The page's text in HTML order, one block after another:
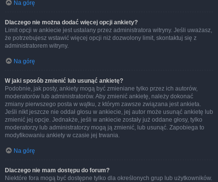
Na górę
Dlaczego nie można dodać więcej opcji ankiety?
Limit opcji w ankiecie jest ustalany przez administratora witryny. Jeśli uważasz,
że potrzebujesz wstawić więcej opcji niż dozwolony limit, skontaktuj się z
administratorem witryny.
Na górę
W jaki sposób zmienić lub usunąć ankietę?
Podobnie, jak posty, ankiety mogą być zmieniane tylko przez ich autorów,
moderatorów lub administratorów. Aby zmienić ankietę, należy dokonać
zmiany pierwszego posta w wątku, z którym zawsze związana jest ankieta.
Jeśli nikt jeszcze nie oddał głosu w ankiecie, jej autor może usunąć ankietę lub
zmienić jej opcje. Jednakże, jeśli w ankiecie zostały już oddane głosy, tylko
moderatorzy lub administratorzy mogą ją zmienić, lub usunąć. Zapobiega to
modyfikowaniu ankiety w czasie jej trwania.
Na górę
Dlaczego nie mam dostępu do forum?
Niektóre fora mogą być dostępne tylko dla określonych grup lub użytkowników.